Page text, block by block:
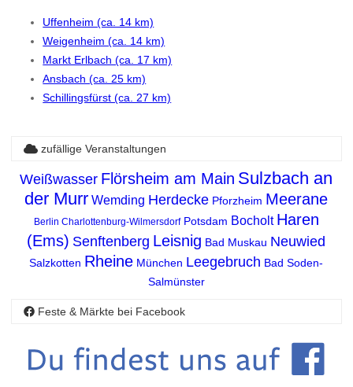
Uffenheim (ca. 14 km)
Weigenheim (ca. 14 km)
Markt Erlbach (ca. 17 km)
Ansbach (ca. 25 km)
Schillingsfürst (ca. 27 km)
zufällige Veranstaltungen
Weißwasser Flörsheim am Main Sulzbach an
der Murr Wemding Herdecke Pforzheim Meerane
Berlin Charlottenburg-Wilmersdorf Potsdam Bocholt Haren
(Ems) Senftenberg Leisnig Bad Muskau Neuwied
Salzkotten Rheine München Leegebruch Bad Soden-
Salmünster
Feste & Märkte bei Facebook